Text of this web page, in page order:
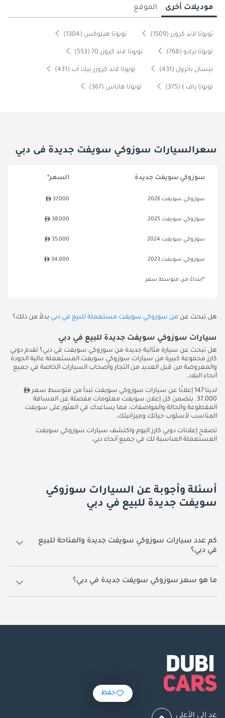
موديلات أخرى الموقع
تويوتا لاند كروزر (1509) تويوتا هيلوكس (1304)
تويوتا برادو (768) تويوتا لاند كروزر 70 (553)
نيسان باترول (431) تويوتا لاند كروزر بيك آب (431)
تويوتا راف ٤ (375) تويوتا هاياس (367)
سعرالسيارات سوزوكي سويفت جديدة فى دبي
سوزوكي سويفت جديدة السعر*
سوزوكي سويفت 2026 37,000
سوزوكي سويفت 2025 38,000
سوزوكي سويفت 2024 35,000
سوزوكي سويفت 2023 34,000
*ابتداءً من متوسط سعر
هل تبحث عن من سوزوكي سويفت مستعملة للبيع في دبي بدلاً من ذلك؟
سيارات سوزوكي سويفت جديدة للبيع في دبي
هل تبحث عن سيارة مثالية جديدة من سوزوكي سويفت في دبي؟ تقدم دوبي
كارز مجموعة كبيرة من سيارات سوزوكي سويفت المستعملة عالية الجودة
والمعروضة من قبل العديد من التجار وأصحاب السيارات الخاصة في جميع
أنحاء البلاد.
لدينا 147 إعلانًا عن سيارات سوزوكي سويفت تبدأ من متوسط سعر
37,000. يتضمن كل إعلان سويفت معلومات مفصلة عن المسافة
المقطوعة والحالة والمواصفات، مما يساعدك في العثور على سويفت
المناسب لأسلوب حياتك وميزانيتك.
تصفح إعلانات دوبي كارز اليوم واكتشف سيارات سوزوكي سويفت
المستعملة المناسبة لك في جميع أنحاء دبي.
أسئلة وأجوبة عن السيارات سوزوكي
سويفت جديدة للبيع في دبي
كم عدد سيارات سوزوكي سويفت جديدة والمتاحة للبيع
في دبي؟
147 سيارة سوزوكي سويفت جديدة متوفرة للبيع في دبي.
ما هو سعر سوزوكي سويفت جديدة في دبي؟
يبدأ سعر سيارة سوزوكي سويفت جديدة في دبي 37,000.
حفظ
عد إلى الأعلى